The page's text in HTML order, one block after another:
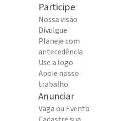
Participe
Nossa visão
Divulgue
Planeje com
antecedência
Use a logo
Apoie nosso
trabalho
Anunciar
Vaga ou Evento